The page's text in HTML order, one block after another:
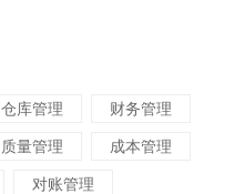
仓库管理 财务管理
质量管理 成本管理
对账管理